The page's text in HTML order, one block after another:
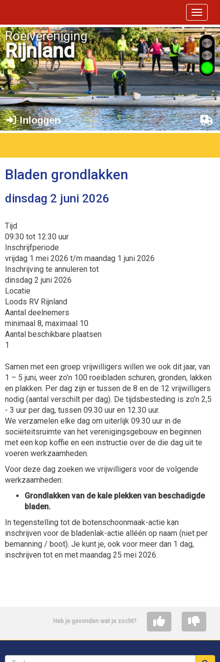
Toggle
Roeivereniging
Rijnland
Inloggen
Bladen grondlakken
dinsdag 2 juni 2026
Tijd
09:30 tot 12:30 uur
Inschrijfperiode
vrijdag 1 mei 2026 t/m maandag 1 juni 2026
Inschrijving te annuleren tot
dinsdag 2 juni 2026
Locatie
Loods RV Rijnland
Aantal deelnemers
minimaal 8, maximaal 10
Aantal beschikbare plaatsen
1
Samen met een groep vrijwilligers willen we ook dit jaar, van
1 – 5 juni, weer zo’n 100 roeibladen schuren, gronden, lakken
en plakken. Per dag zijn er tussen de 8 en de 12 vrijwilligers
nodig (aantal verschilt per dag). De tijdsbesteding is zo’n 2,5
- 3 uur per dag, tussen 09.30 uur en 12.30 uur.
We verzamelen elke dag om uiterlijk 09.30 uur in de
sociëteitsruimte van het verenigingsgebouw en beginnen
met een kop koffie en een instructie over de die dag uit te
voeren werkzaamheden.
Voor deze dag zoeken we vrijwilligers voor de volgende
werkzaamheden:
Grondlakken van de kale plekken van beschadigde
bladen.
In tegenstelling tot de botenschoonmaak-actie kan
inschrijven voor de bladenlak-actie alléén op naam (niet per
bemanning / boot). Je kunt je, ook voor meer dan 1 dag,
inschrijven tot en met maandag 25 mei 2026.
Heb je gevonden wat je zocht?